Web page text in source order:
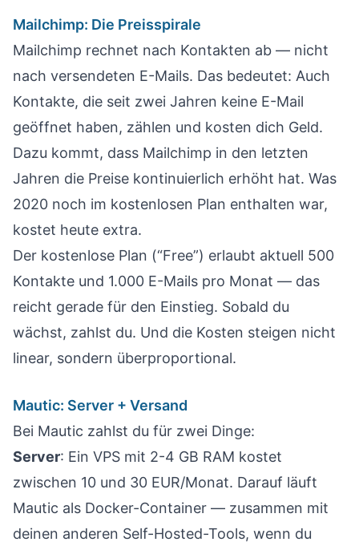
Mailchimp: Die Preisspirale
Mailchimp rechnet nach Kontakten ab — nicht
nach versendeten E-Mails. Das bedeutet: Auch
Kontakte, die seit zwei Jahren keine E-Mail
geöffnet haben, zählen und kosten dich Geld.
Dazu kommt, dass Mailchimp in den letzten
Jahren die Preise kontinuierlich erhöht hat. Was
2020 noch im kostenlosen Plan enthalten war,
kostet heute extra.
Der kostenlose Plan (“Free”) erlaubt aktuell 500
Kontakte und 1.000 E-Mails pro Monat — das
reicht gerade für den Einstieg. Sobald du
wächst, zahlst du. Und die Kosten steigen nicht
linear, sondern überproportional.
Mautic: Server + Versand
Bei Mautic zahlst du für zwei Dinge:
Server: Ein VPS mit 2-4 GB RAM kostet
zwischen 10 und 30 EUR/Monat. Darauf läuft
Mautic als Docker-Container — zusammen mit
deinen anderen Self-Hosted-Tools, wenn du